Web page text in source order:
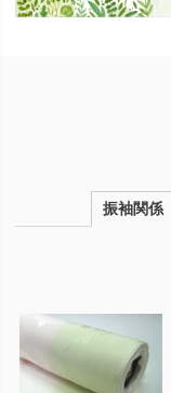
振袖関係